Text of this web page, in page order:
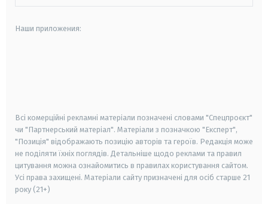
Наши приложения:
Всі комерційні рекламні матеріали позначені словами "Спецпроєкт"
чи "Партнерський матеріал". Матеріали з позначкою "Експерт",
"Позиція" відображають позицію авторів та героїв. Редакція може
не поділяти їхніх поглядів. Детальніше щодо реклами та правил
цитування можна ознайомитись в правилах користування сайтом.
Усі права захищені. Матеріали сайту призначені для осіб старше 21
року (21+)